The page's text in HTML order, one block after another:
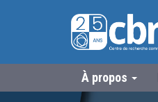
À propos